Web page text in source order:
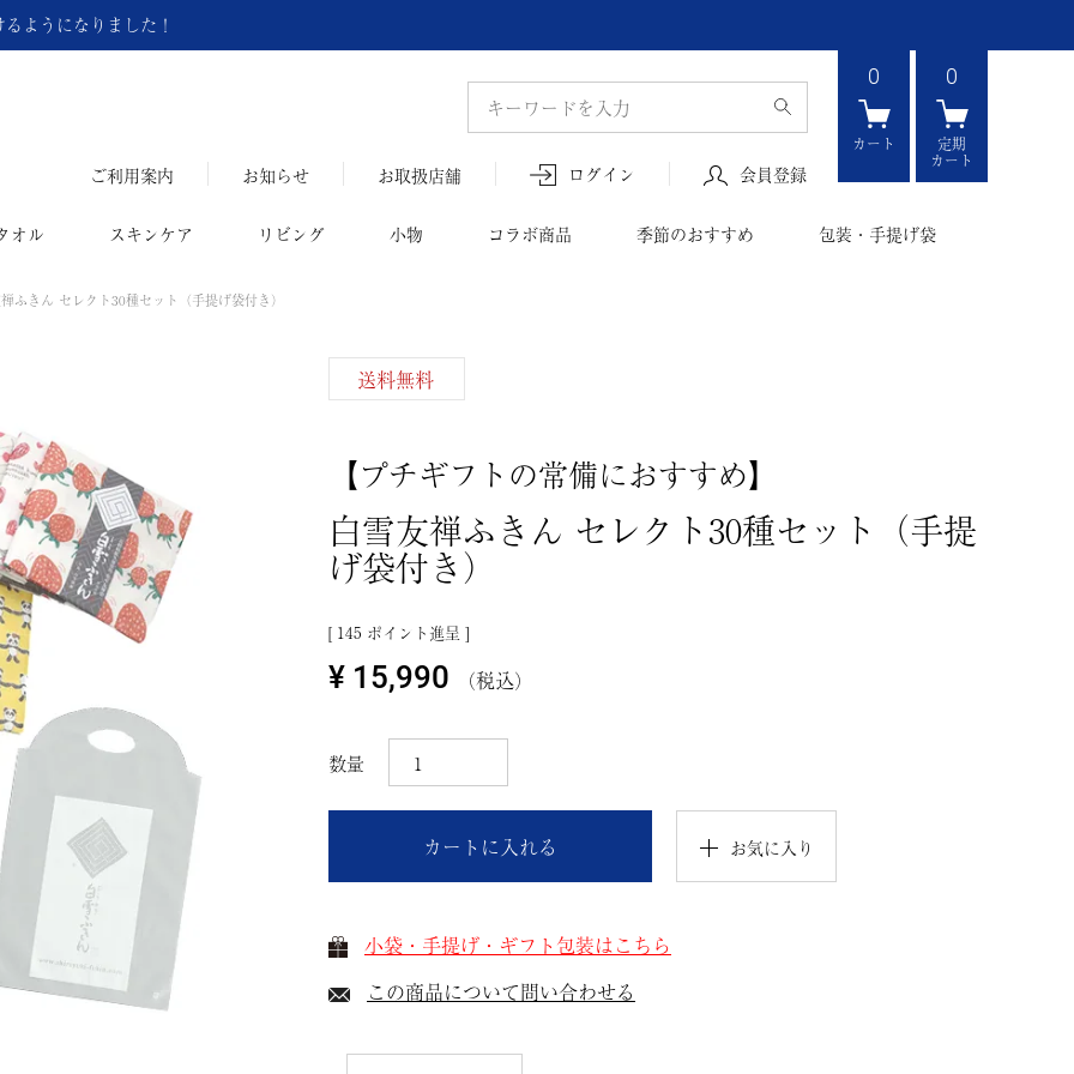
ようになりました！
ご利用案内 お知らせ お取扱店舗 ログイン 会員登録
0
カート
0
定期
カート
オル スキンケア リビング 小物 コラボ商品 季節のおすすめ 包装・手提げ袋
ふきん セレクト30種セット（手提げ袋付き）
送料無料
【プチギフトの常備におすすめ】
白雪友禅ふきん セレクト30種セット（手提
げ袋付き）
[ 145 ポイント進呈 ]
¥ 15,990 税込
お気に入り
カートに入れる
小袋・手提げ・ギフト包装はこちら
この商品について問い合わせる